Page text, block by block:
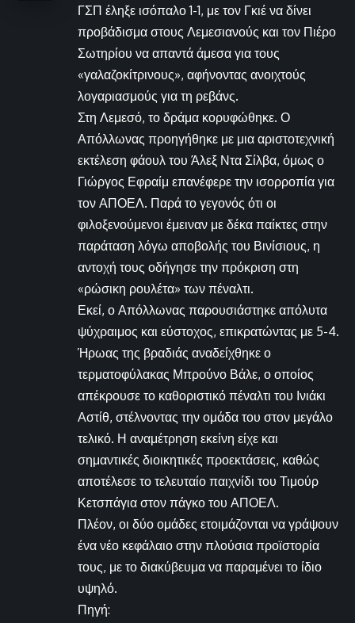
ΓΣΠ έληξε ισόπαλο 1-1, με τον Γκιέ να δίνει
προβάδισμα στους Λεμεσιανούς και τον Πιέρο
Σωτηρίου να απαντά άμεσα για τους
«γαλαζοκίτρινους», αφήνοντας ανοιχτούς
λογαριασμούς για τη ρεβάνς.
Στη Λεμεσό, το δράμα κορυφώθηκε. Ο
Απόλλωνας προηγήθηκε με μια αριστοτεχνική
εκτέλεση φάουλ του Άλεξ Ντα Σίλβα, όμως ο
Γιώργος Εφραίμ επανέφερε την ισορροπία για
τον ΑΠΟΕΛ. Παρά το γεγονός ότι οι
φιλοξενούμενοι έμειναν με δέκα παίκτες στην
παράταση λόγω αποβολής του Βινίσιους, η
αντοχή τους οδήγησε την πρόκριση στη
«ρώσικη ρουλέτα» των πέναλτι.
Εκεί, ο Απόλλωνας παρουσιάστηκε απόλυτα
ψύχραιμος και εύστοχος, επικρατώντας με 5-4.
Ήρωας της βραδιάς αναδείχθηκε ο
τερματοφύλακας Μπρούνο Βάλε, ο οποίος
απέκρουσε το καθοριστικό πέναλτι του Ινιάκι
Αστίθ, στέλνοντας την ομάδα του στον μεγάλο
τελικό. Η αναμέτρηση εκείνη είχε και
σημαντικές διοικητικές προεκτάσεις, καθώς
αποτέλεσε το τελευταίο παιχνίδι του Τιμούρ
Κετσπάγια στον πάγκο του ΑΠΟΕΛ.
Πλέον, οι δύο ομάδες ετοιμάζονται να γράψουν
ένα νέο κεφάλαιο στην πλούσια προϊστορία
τους, με το διακύβευμα να παραμένει το ίδιο
υψηλό.
Πηγή: